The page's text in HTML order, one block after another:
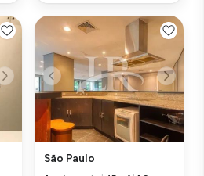
São Paulo